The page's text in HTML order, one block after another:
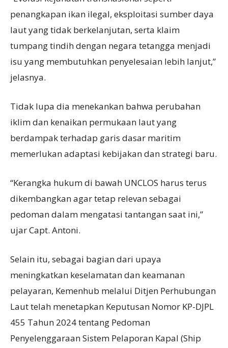
penangkapan ikan ilegal, eksploitasi sumber daya
laut yang tidak berkelanjutan, serta klaim
tumpang tindih dengan negara tetangga menjadi
isu yang membutuhkan penyelesaian lebih lanjut,”
jelasnya.
Tidak lupa dia menekankan bahwa perubahan
iklim dan kenaikan permukaan laut yang
berdampak terhadap garis dasar maritim
memerlukan adaptasi kebijakan dan strategi baru.
“Kerangka hukum di bawah UNCLOS harus terus
dikembangkan agar tetap relevan sebagai
pedoman dalam mengatasi tantangan saat ini,”
ujar Capt. Antoni.
Selain itu, sebagai bagian dari upaya
meningkatkan keselamatan dan keamanan
pelayaran, Kemenhub melalui Ditjen Perhubungan
Laut telah menetapkan Keputusan Nomor KP-DJPL
455 Tahun 2024 tentang Pedoman
Penyelenggaraan Sistem Pelaporan Kapal (Ship